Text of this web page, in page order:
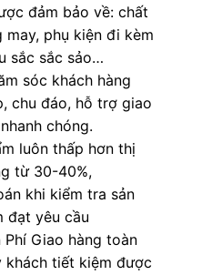
đảm bảo về: chất
may, phụ kiện đi kèm
sắc sắc sảo…
sóc khách hàng
chu đáo, hỗ trợ giao
chóng.
luôn thấp hơn thị
từ 30-40%,
khi kiểm tra sản
đạt yêu cầu
Phí Giao hàng toàn
khách tiết kiệm được